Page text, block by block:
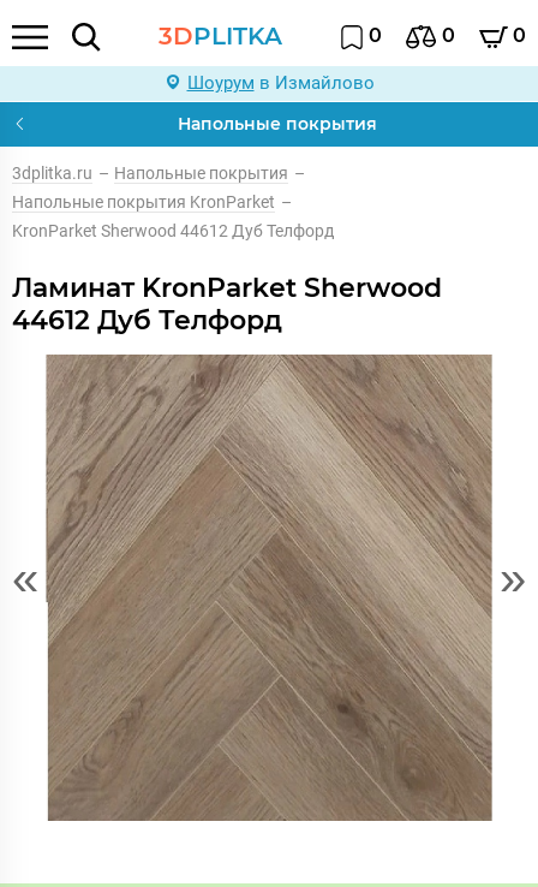
3DPLITKA 0 0 0
Шоурум в Измайлово
Напольные покрытия
3dplitka.ru – Напольные покрытия –
Напольные покрытия KronParket –
KronParket Sherwood 44612 Дуб Телфорд
Ламинат KronParket Sherwood
44612 Дуб Телфорд
« »